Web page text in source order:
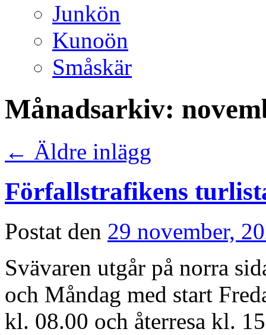
Junkön
Kunoön
Småskär
Månadsarkiv:
← Äldre inlägg
Förfallstrafikens
Postat den 29 november,
Svävaren utgår på norra
och Måndag med start
kl. 08.00 och återresa kl.